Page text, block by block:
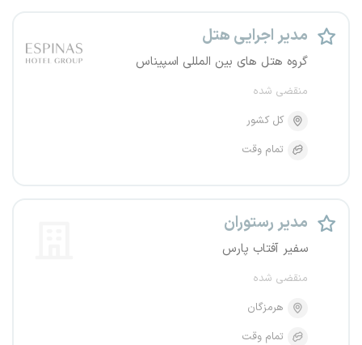
مدیر اجرایی هتل
گروه هتل های بین المللی اسپیناس
منقضی شده
کل کشور
تمام وقت
مدیر رستوران
سفیر آفتاب پارس
منقضی شده
هرمزگان
تمام وقت